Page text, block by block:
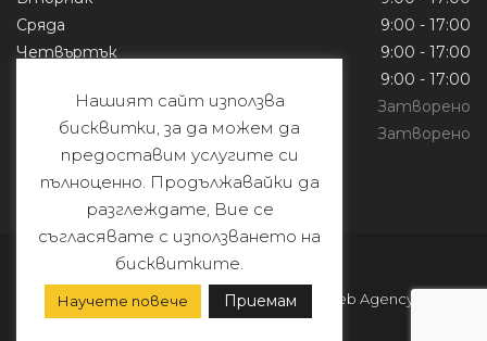
Сряда
9:00 - 17:00
Четвъртък
9:00 - 17:00
9:00 - 17:00
Събота
Затворено
Неделя
Затворено
© Copyright 2026
G&G Moto| Developed byLimitless Web Agency
Нашият сайт използва
бисквитки, за да можем да
предоставим услугите си
пълноценно. Продължавайки да
разглеждате, Вие се
съгласявате с използването на
бисквитките.
Научете повече Приемам